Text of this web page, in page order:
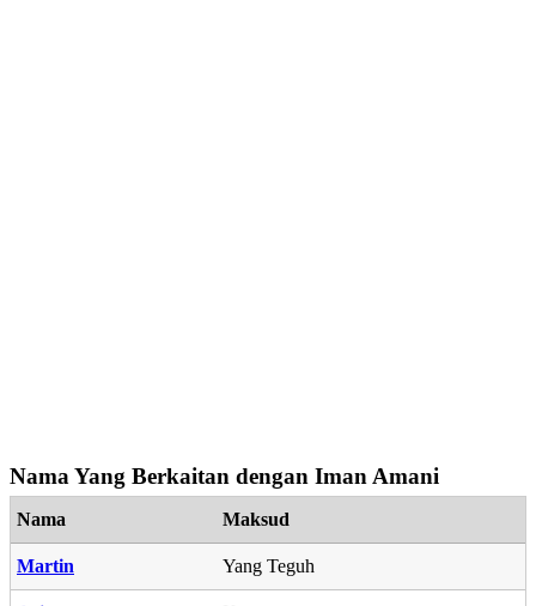
Nama Yang Berkaitan dengan Iman Amani
Nama Maksud
Martin Yang Teguh